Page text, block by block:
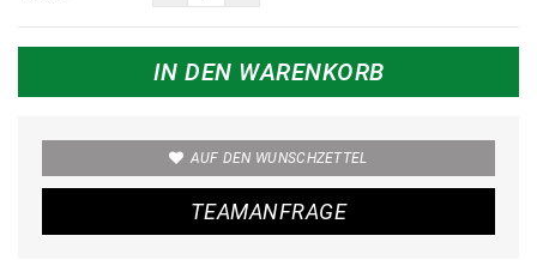
IN DEN WARENKORB
AUF DEN WUNSCHZETTEL
TEAMANFRAGE